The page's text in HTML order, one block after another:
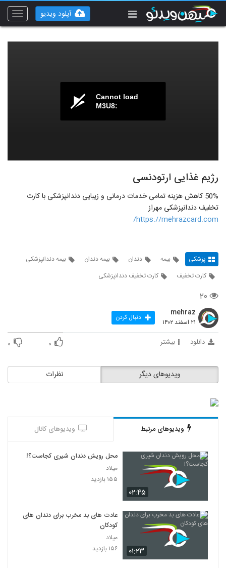
Toggle
آپلود ویدیو
Cannot load
M3U8:
رژیم غذایی ارتودنسی
50% کاهش هزینه تمامی خدمات درمانی و زیبایی دندانپزشکی با کارت
تخفیف دندانپزشکی مهراز
https://mehrazcard.com/
پزشکی بیمه دندان بیمه دندان
بیمه دندانپزشکی
کارت تخفیف
کارت تخفیف دندانپزشکی
۲۰
mehraz
۲۱ اسفند ۱۴۰۲ دنبال کردن
دانلود بیشتر ۰ ۰
نظرات ویدیوهای دیگر
ویدیوهای مرتبط ویدیوهای کانال
۰۲:۴۵
محل رویش دندان شیری کجاست؟!
میلاد
۱۵۵ بازدید
۰۱:۲۳
عادت های بد مخرب برای دندان های
کودکان
میلاد
۱۵۶ بازدید